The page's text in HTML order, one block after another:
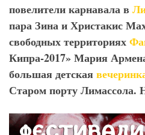
повелители карнавала в
пара Зина и Христакис
свободных территориях
Кипра-2017» Мария
большая детская
Старом порту Лимассола.